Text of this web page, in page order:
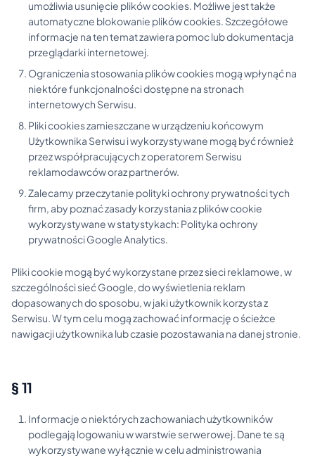
umożliwia usunięcie plików cookies. Możliwe jest także
automatyczne blokowanie plików cookies. Szczegółowe
informacje na ten temat zawiera pomoc lub dokumentacja
przeglądarki internetowej.
Ograniczenia stosowania plików cookies mogą wpłynąć na
niektóre funkcjonalności dostępne na stronach
internetowych Serwisu.
Pliki cookies zamieszczane w urządzeniu końcowym
Użytkownika Serwisu i wykorzystywane mogą być również
przez współpracujących z operatorem Serwisu
reklamodawców oraz partnerów.
Zalecamy przeczytanie polityki ochrony prywatności tych
firm, aby poznać zasady korzystania z plików cookie
wykorzystywane w statystykach: Polityka ochrony
prywatności Google Analytics.
Pliki cookie mogą być wykorzystane przez sieci reklamowe, w
szczególności sieć Google, do wyświetlenia reklam
dopasowanych do sposobu, w jaki użytkownik korzysta z
Serwisu. W tym celu mogą zachować informację o ścieżce
nawigacji użytkownika lub czasie pozostawania na danej stronie.
§ 11
Informacje o niektórych zachowaniach użytkowników
podlegają logowaniu w warstwie serwerowej. Dane te są
wykorzystywane wyłącznie w celu administrowania